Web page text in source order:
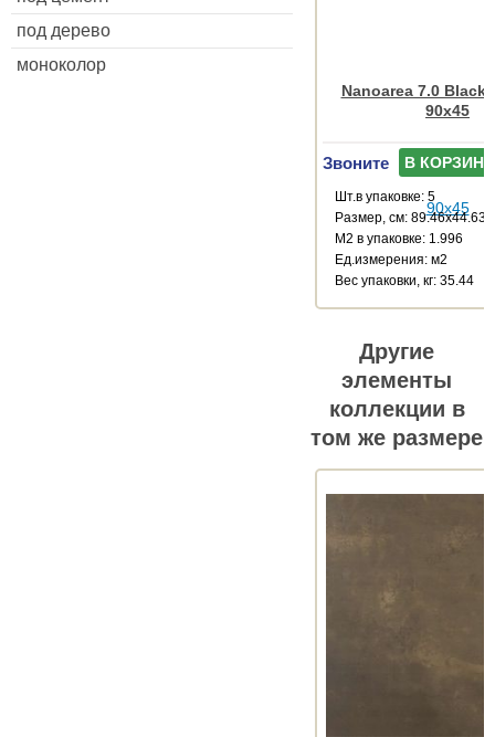
под дерево
моноколор
Nanoarea 7.0 Black
90x45
Звоните В КОРЗИНУ
Шт.в упаковке: 5
Размер, см: 89.46x44.63
М2 в упаковке: 1.996
Ед.измерения: м2
Веc упаковки, кг: 35.44
Другие
элементы
коллекции в
том же размере